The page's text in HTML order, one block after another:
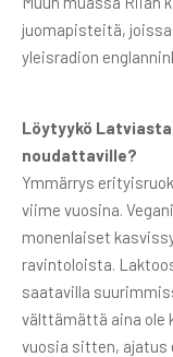
juomapisteitä,
yleisradion
Löytyykö
noudattaville?
Ymmärrys
viime vuosina.
monenlaiset
ravintoloista.
saatavilla
välttämättä aina ole
vuosia sitten, ajatus